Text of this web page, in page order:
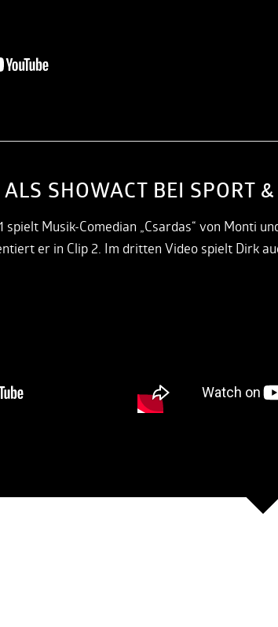
SHOWACT BEI SPORT
Musik-Comedian „Csardas“ von Monti
er in Clip 2. Im dritten Video spielt Dirk